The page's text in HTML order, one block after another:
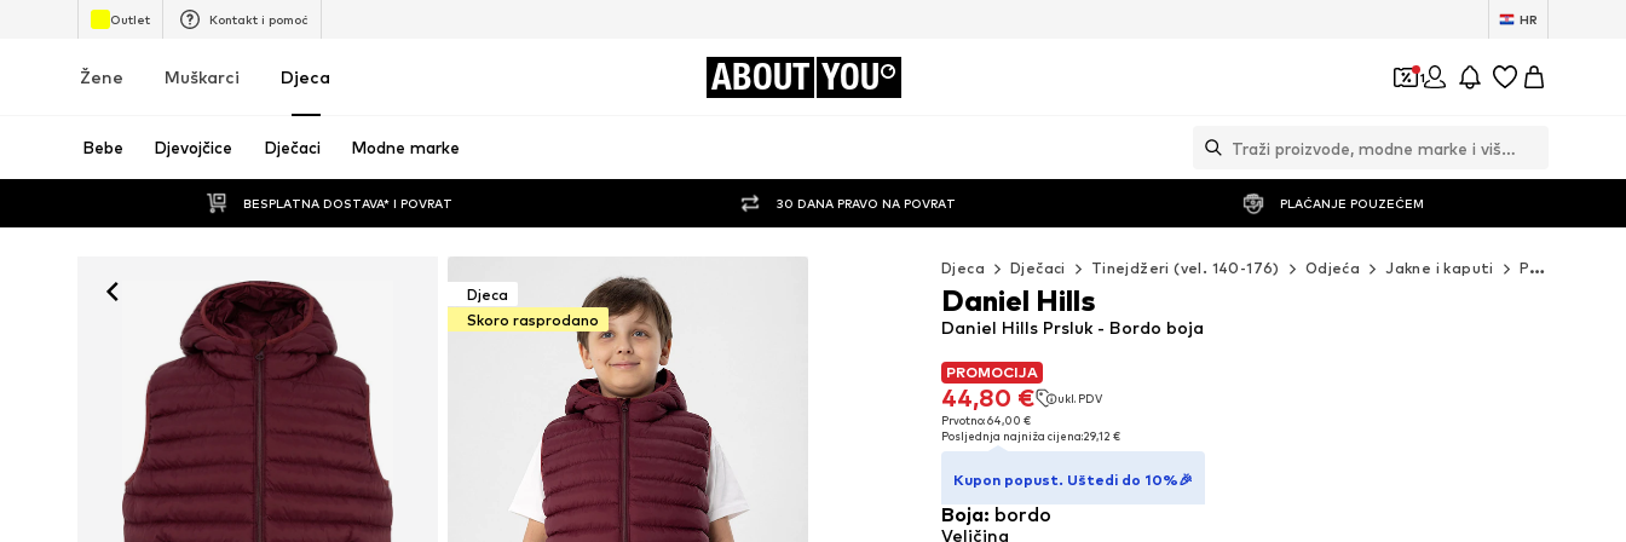
Outlet Kontakt i pomoć HR
Žene Muškarci Djeca ABOUT YOU 1
Bebe Djevojčice Dječaci Modne marke
BESPLATNA DOSTAVA* I POVRAT 30 DANA PRAVO NA POVRAT PLAĆANJE POUZEĆEM
Djeca
Skoro rasprodano
Djeca Dječaci Tinejdžeri (vel. 140-176) Odjeća Jakne i kaputi Prsluci
PROMOCIJA
44,80 €
ukl. PDV
Prvotno: 64,00 €
Posljednja najniža cijena:29,12 €
PROMOCIJA
44,80 €
Prvotno: 64,00 €
Posljednja najniža cijena:29,12 €
Daniel Hills Prsluk - Bordo boja
Daniel Hills
Kupon popust. Uštedi do 10%🎉
Boja: bordo
Veličina